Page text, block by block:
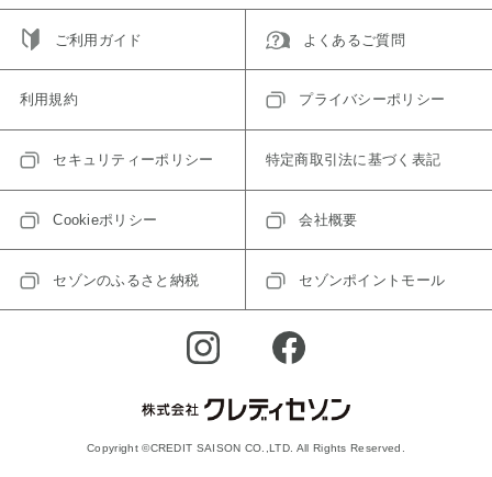
ご利用ガイド よくあるご質問
利用規約 プライバシーポリシー
セキュリティーポリシー 特定商取引法に基づく表記
Cookieポリシー 会社概要
セゾンのふるさと納税 セゾンポイントモール
Copyright ©CREDIT SAISON CO.,LTD. All Rights Reserved.